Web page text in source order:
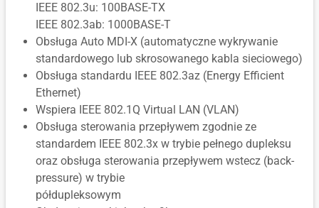
IEEE 802.3u: 100BASE-TX
IEEE 802.3ab: 1000BASE-T
Obsługa Auto MDI-X (automatyczne wykrywanie
standardowego lub skrosowanego kabla sieciowego)
Obsługa standardu IEEE 802.3az (Energy Efficient
Ethernet)
Wspiera IEEE 802.1Q Virtual LAN (VLAN)
Obsługa sterowania przepływem zgodnie ze
standardem IEEE 802.3x w trybie pełnego dupleksu
oraz obsługa sterowania przepływem wstecz (back-
pressure) w trybie
półdupleksowym